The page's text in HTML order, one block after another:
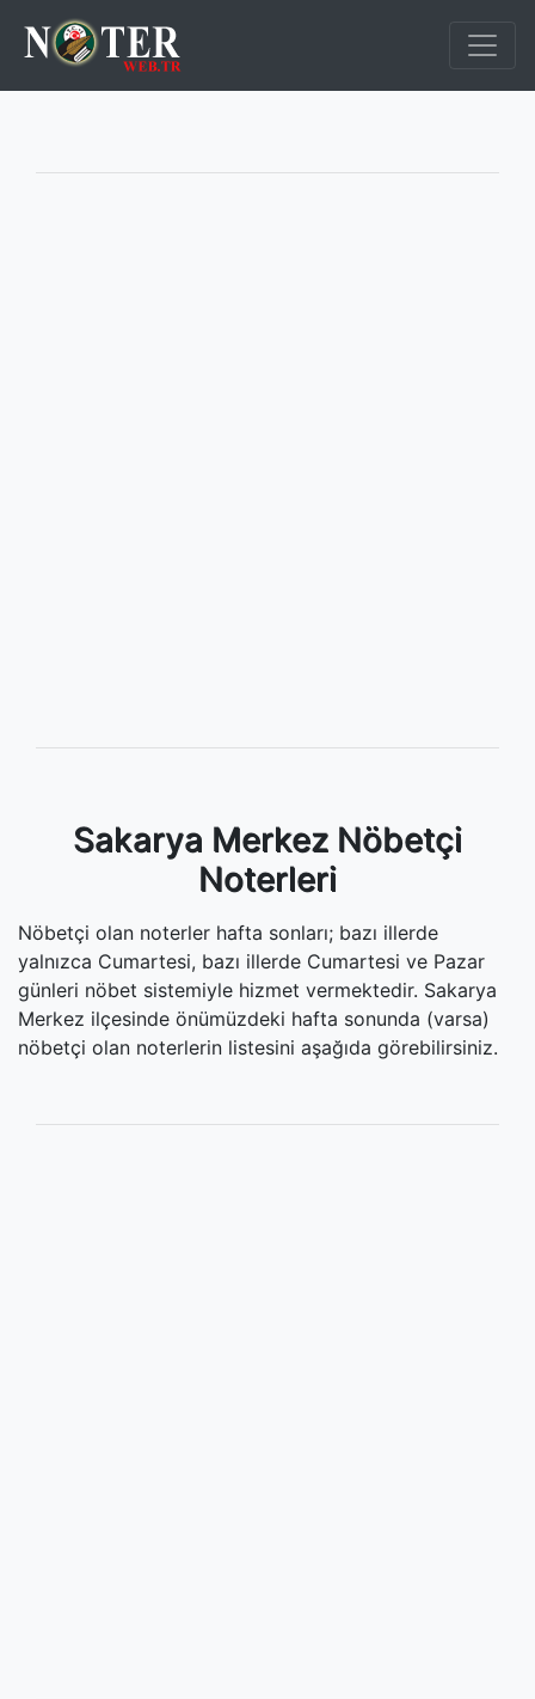
Sakarya Merkez Nöbetçi
Noterleri
Nöbetçi olan noterler hafta sonları; bazı illerde
yalnızca Cumartesi, bazı illerde Cumartesi ve Pazar
günleri nöbet sistemiyle hizmet vermektedir. Sakarya
Merkez ilçesinde önümüzdeki hafta sonunda (varsa)
nöbetçi olan noterlerin listesini aşağıda görebilirsiniz.